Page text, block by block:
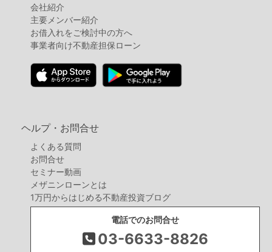
会社紹介
主要メンバー紹介
お借入れをご検討中の方へ
事業者向け不動産担保ローン
ヘルプ・お問合せ
よくある質問
お問合せ
セミナー動画
メザニンローンとは
1万円からはじめる不動産投資ブログ
電話でのお問合せ
03-6633-8826